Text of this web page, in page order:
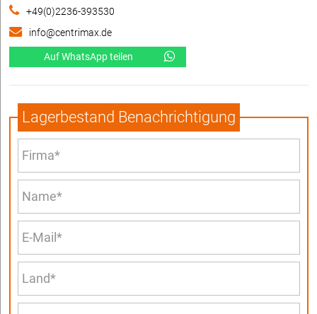
+49(0)2236-393530
info@centrimax.de
Auf WhatsApp teilen
Lagerbestand Benachrichtigung